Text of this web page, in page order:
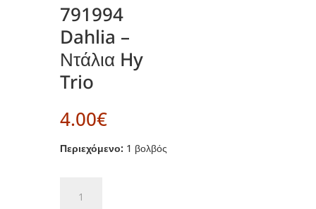
791994
Dahlia –
Ντάλια Hy
Trio
4.00€
Περιεχόμενο: 1 βολβός
Dahlia